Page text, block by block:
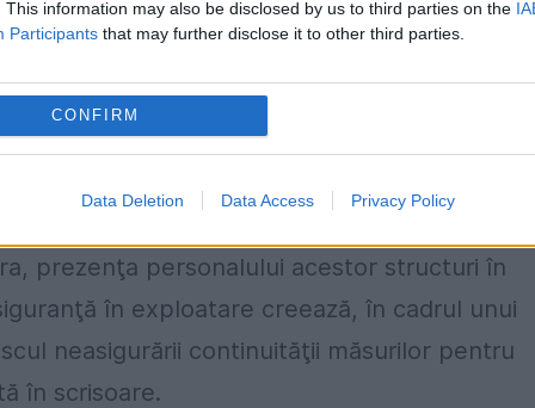
This information may also be disclosed by us to third parties on the
Participants that may further disclose it to other third parties.
CONFIRM
Data Deletion Data Access Privacy Policy
preşedintelui Camerei.
în 2014, îşi desfăşoară activitatea în
amplasare diferită nu permite exercitarea
prezenţa personalului acestor structuri în
în exploatare creează, în cadrul unui
neasigurării continuităţii măsurilor pentru
în scrisoare.